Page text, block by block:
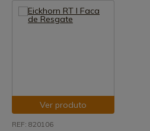
Ver produto
REF: 820106